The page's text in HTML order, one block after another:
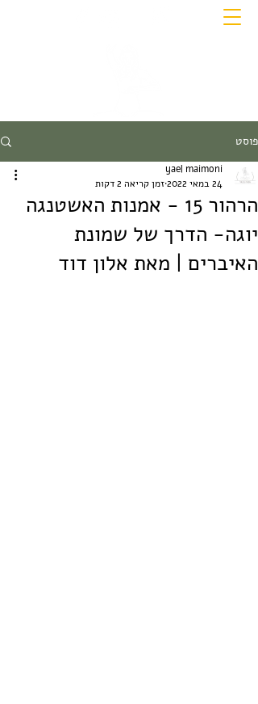
פוסט
הרהור 15 - אמנות האשטנגה
יוגה- הדרך של שמונת
האיברים | מאת אלון דוד
yael maimoni
24 במאי 2022
זמן קריאה 2 דקות